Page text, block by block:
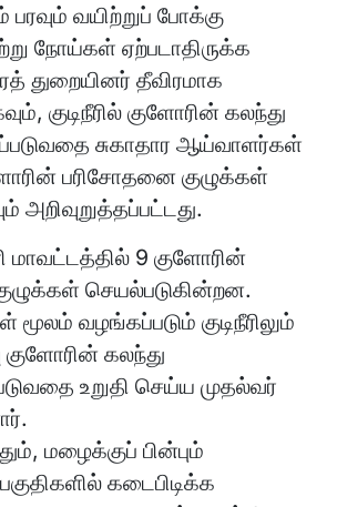
வயிற்றுப் போக்கு
நோய்கள் ஏற்படாதிருக்க
துறையினர் தீவிரமாக
குடிநீரில் குளோரின் கலந்து
சுகாதார ஆய்வாளர்கள்
பரிசோதனை குழுக்கள்
அறிவுறுத்தப்பட்டது.
மாவட்டத்தில் 9 குளோரின்
செயல்படுகின்றன.
மூலம் வழங்கப்படும் குடிநீரிலும்
கலந்து
உறுதி செய்ய முதல்வர்
மழைக்குப் பின்பும்
கடைபிடிக்க